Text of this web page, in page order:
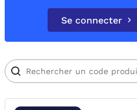
Se connecter